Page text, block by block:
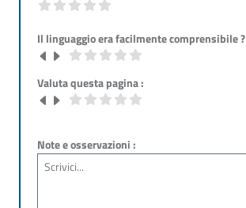
Il linguaggio era facilmente comprensibile ?
Valuta questa pagina :
Note e osservazioni :